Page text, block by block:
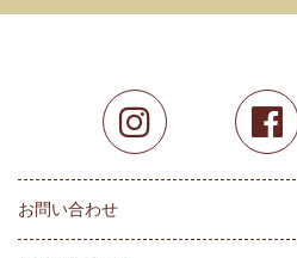
お問い合わせ